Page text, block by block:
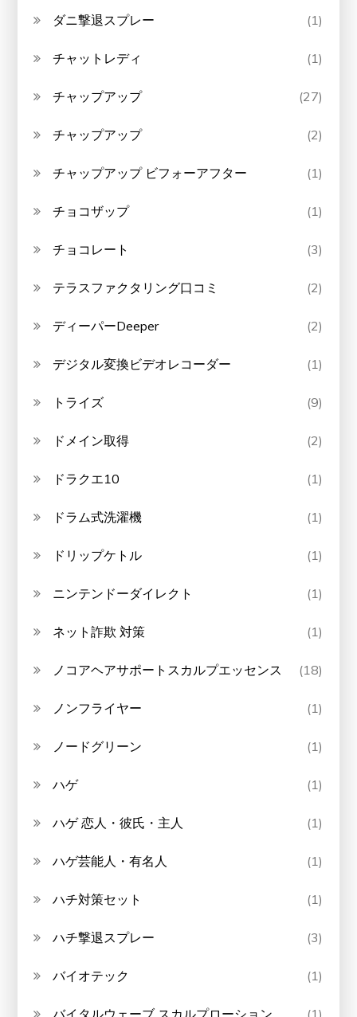
ダニ撃退スプレー (1)
チャットレディ (1)
チャップアップ (27)
チャップアップ (2)
チャップアップ ビフォーアフター (1)
チョコザップ (1)
チョコレート (3)
テラスファクタリング口コミ (2)
ディーパーDeeper (2)
デジタル変換ビデオレコーダー (1)
トライズ (9)
ドメイン取得 (2)
ドラクエ10 (1)
ドラム式洗濯機 (1)
ドリップケトル (1)
ニンテンドーダイレクト (1)
ネット詐欺 対策 (1)
ノコアヘアサポートスカルプエッセンス (18)
ノンフライヤー (1)
ノードグリーン (1)
ハゲ (1)
ハゲ 恋人・彼氏・主人 (1)
ハゲ芸能人・有名人 (1)
ハチ対策セット (1)
ハチ撃退スプレー (3)
バイオテック (1)